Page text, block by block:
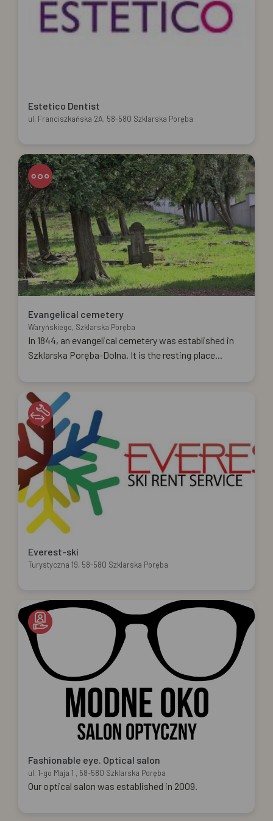
Estetico Dentist
ul. Franciszkańska 2A, 58-580 Szklarska Poręba
Evangelical cemetery
Waryńskiego, Szklarska Poręba
In 1844, an evangelical cemetery was established in
Szklarska Poręba-Dolna. It is the resting place...
Everest-ski
Turystyczna 19, 58-580 Szklarska Poręba
Fashionable eye. Optical salon
ul. 1-go Maja 1 , 58-580 Szklarska Poręba
Our optical salon was established in 2009.